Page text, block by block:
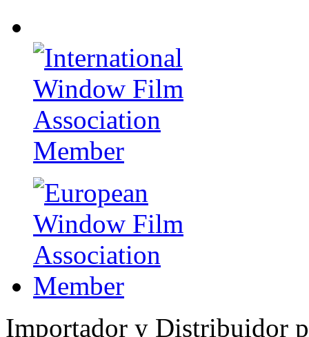
Importador y Distribuidor